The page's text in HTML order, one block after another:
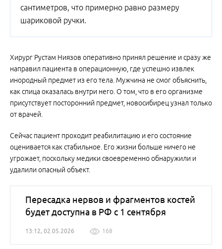
сантиметров, что примерно равно размеру
шариковой ручки.
Хирург Рустам Ниязов оперативно принял решение и сразу же
направил пациента в операционную, где успешно извлек
инородный предмет из его тела. Мужчина не смог объяснить,
как спица оказалась внутри него. О том, что в его организме
присутствует посторонний предмет, новосибирец узнал только
от врачей.
Сейчас пациент проходит реабилитацию и его состояние
оценивается как стабильное. Его жизни больше ничего не
угрожает, поскольку медики своевременно обнаружили и
удалили опасный объект.
Пересадка нервов и фрагментов костей
будет доступна в РФ с 1 сентября
13:12, 02.05.2026 168